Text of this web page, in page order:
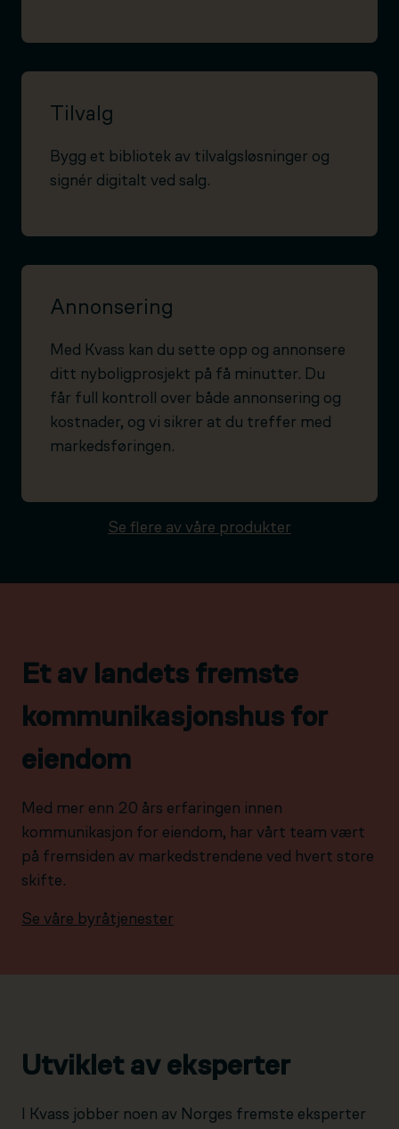
Tilvalg
Bygg et bibliotek av tilvalgsløsninger og
signér digitalt ved salg.
Annonsering
Med Kvass kan du sette opp og annonsere
ditt nyboligprosjekt på få minutter. Du
får full kontroll over både annonsering og
kostnader, og vi sikrer at du treffer med
markedsføringen.
Se flere av våre produkter
Et av landets fremste
kommunikasjonshus for
eiendom
Med mer enn 20 års erfaringen innen
kommunikasjon for eiendom, har vårt team vært
på fremsiden av markedstrendene ved hvert store
skifte.
Se våre byråtjenester
Utviklet av eksperter
I Kvass jobber noen av Norges fremste eksperter